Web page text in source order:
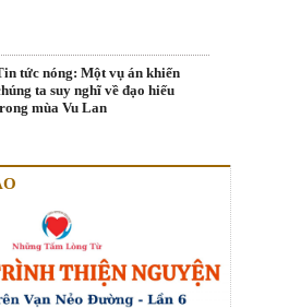
tức nóng: Một vụ án khiến
ta suy nghĩ về đạo hiếu
mùa Vu Lan